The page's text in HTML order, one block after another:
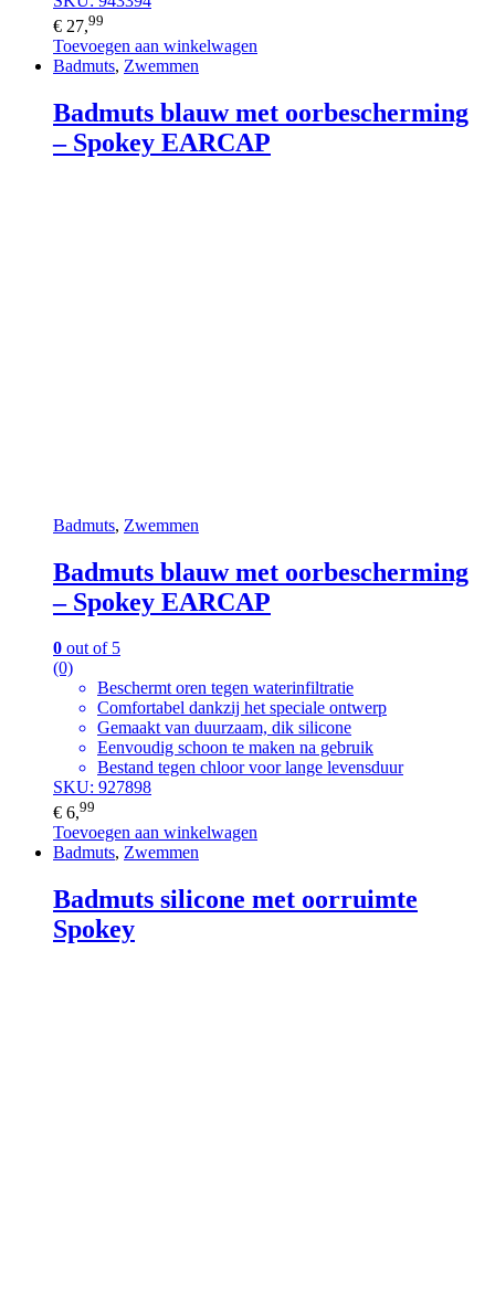
€ 27,99
Toevoegen aan winkelwagen
Badmuts, Zwemmen
Badmuts blauw met oorbescherming
– Spokey EARCAP
Badmuts, Zwemmen
Badmuts blauw met oorbescherming
– Spokey EARCAP
0 out of 5
(0)
Beschermt oren tegen waterinfiltratie
Comfortabel dankzij het speciale ontwerp
Gemaakt van duurzaam, dik silicone
Eenvoudig schoon te maken na gebruik
Bestand tegen chloor voor lange levensduur
SKU: 927898
€ 6,99
Toevoegen aan winkelwagen
Badmuts, Zwemmen
Badmuts silicone met oorruimte
Spokey